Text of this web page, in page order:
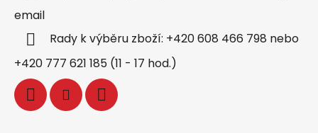
email
Rady k výběru zboží: +420 608 466 798 nebo
+420 777 621 185 (11 - 17 hod.)